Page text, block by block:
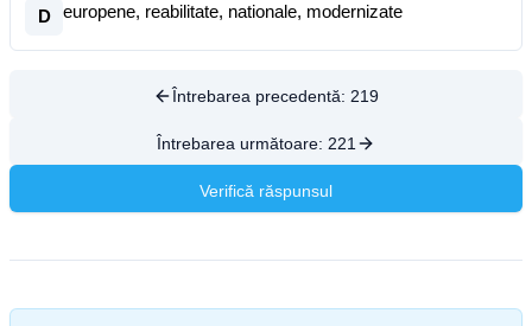
D europene, reabilitate, nationale, modernizate
Întrebarea precedentă: 219
Întrebarea următoare: 221
Verifică răspunsul